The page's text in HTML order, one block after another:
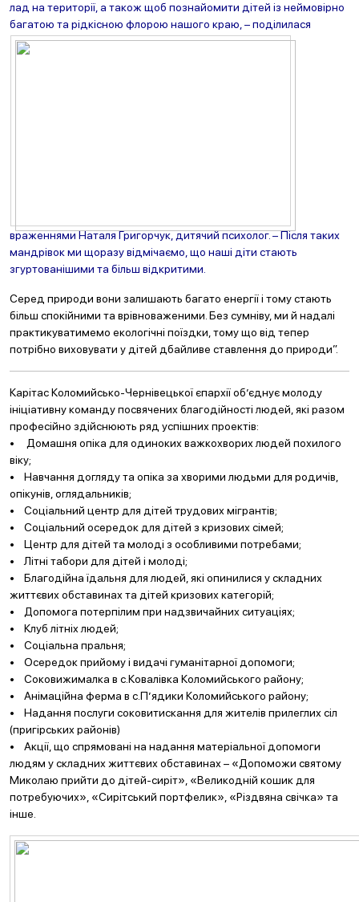
лад на території, а також щоб познайомити дітей із неймовірно
багатою та рідкісною флорою нашого краю, – поділилася
враженнями Наталя Григорчук, дитячий психолог. – Після таких
мандрівок ми щоразу відмічаємо, що наші діти стають
згуртованішими та більш відкритими.
Серед природи вони залишають багато енергії і тому стають
більш спокійними та врівноваженими. Без сумніву, ми й надалі
практикуватимемо екологічні поїздки, тому що від тепер
потрібно виховувати у дітей дбайливе ставлення до природи”.
Карітас Коломийсько-Чернівецької єпархії об’єднує молоду
ініціативну команду посвячених благодійності людей, які разом
професійно здійснюють ряд успішних проектів:
• Домашня опіка для одиноких важкохворих людей похилого
віку;
• Навчання догляду та опіка за хворими людьми для родичів,
опікунів, оглядальників;
• Соціальний центр для дітей трудових мігрантів;
• Соціальний осередок для дітей з кризових сімей;
• Центр для дітей та молоді з особливими потребами;
• Літні табори для дітей і молоді;
• Благодійна їдальня для людей, які опинилися у складних
життєвих обставинах та дітей кризових категорій;
• Допомога потерпілим при надзвичайних ситуаціях;
• Клуб літніх людей;
• Соціальна пральня;
• Осередок прийому і видачі гуманітарної допомоги;
• Соковижималка в с.Ковалівка Коломийського району;
• Анімаційна ферма в с.П’ядики Коломийського району;
• Надання послуги соковитискання для жителів прилеглих сіл
(пригірських районів)
• Акції, що спрямовані на надання матеріальної допомоги
людям у складних життєвих обставинах – «Допоможи святому
Миколаю прийти до дітей-сиріт», «Великодній кошик для
потребуючих», «Сирітський портфелик», «Різдвяна свічка» та
інше.